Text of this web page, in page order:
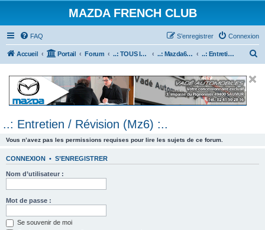
MAZDA FRENCH CLUB
FAQ Connexion
S’enregistrer
Accueil Portail Forum ..: TOUS les Véhicules MAZDA :.. ..: Mazda6 :.. ..: Entretien / Révision (Mz6) :..
e
..: Entretien / Révision (Mz6) :..
Vous n’avez pas les permissions requises pour lire les sujets de ce forum.
CONNEXION • S’ENREGISTRER
Nom d’utilisateur :
Mot de passe :
Se souvenir de moi